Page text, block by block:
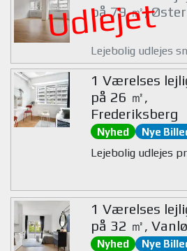
Udlejet
på 79 ㎡,
Lejebolig udlejes
1 Værelses
på 26 ㎡,
Frederiksberg
Nyhed Nye
Lejebolig udlejes
1 Værelses
på 32 ㎡,
Nyhed Nye